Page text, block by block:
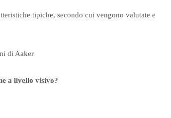
tipiche, secondo cui vengono valutate e
a livello visivo?